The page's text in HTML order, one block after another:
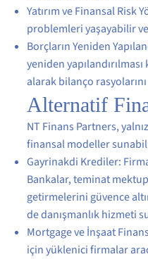
Yatırım ve Finansal
problemleri yaşayabilir
Borçların Yeniden
yeniden
alarak bilanço
Alternatif
NT Finans Partners,
finansal modeller
Gayrinakdi Krediler:
Bankalar, teminat
getirmelerini güvence
de danışmanlık hizmeti
Mortgage ve İnşaat
için yüklenici firmalar